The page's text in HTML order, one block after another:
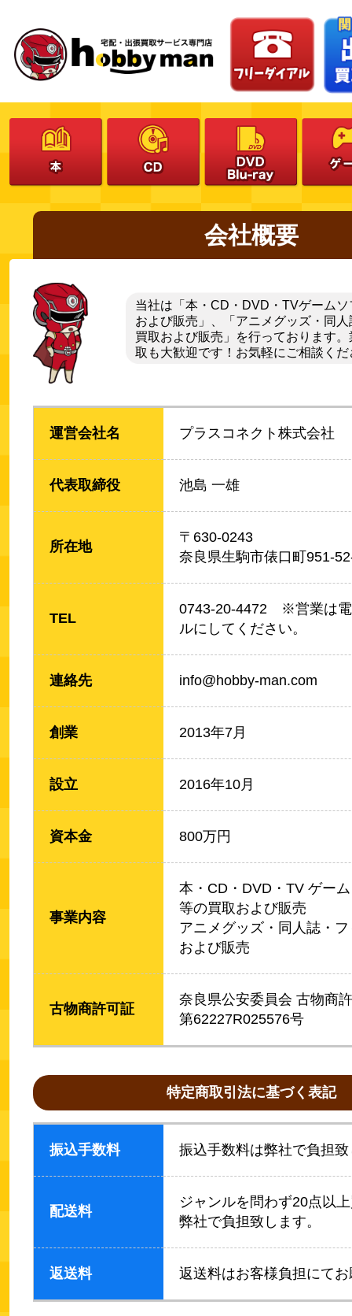
会社概要
当社は「本・CD・DVD・TVゲーム
および販売」、「アニメグッズ・同
買取および販売」を行っております
取も大歓迎です！お気軽にご相談くだ
運営会社名 プラスコネクト株式会社
代表取締役 池島 一雄
所在地
〒630-0243
奈良県生駒市俵口町951-
TEL
0743-20-4472 ※営業は電
ルにしてください。
連絡先 info@hobby-man.com
創業 2013年7月
設立 2016年10月
資本金 800万円
事業内容
本・CD・DVD・TV ゲー
等の買取および販売
アニメグッズ・同人誌・
および販売
古物商許可証
奈良県公安委員会 古物商
第62227R025576号
特定商取引法に基づく表記
振込手数料 振込手数料は弊社で負担
配送料
ジャンルを問わず20点以
弊社で負担致します。
返送料 返送料はお客様負担にて